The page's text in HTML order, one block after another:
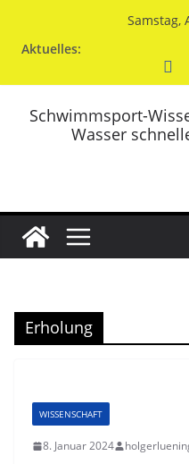
Samstag,
Aktuelles:
Schwimmsport-
Wasser
Erholung
WISSENSCHAFT
8. Januar 2024